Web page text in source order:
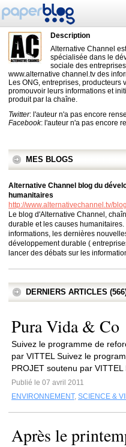
Description
Alternative Channel
spécialisée dans le
sociale des
www.alternative channel.tv des
Les ONG, entreprises,
promouvoir leurs informations et
produit par la chaîne.
Twitter: l'auteur n'a pas encore
Facebook: l'auteur n'a pas encore
MES BLOGS
Alternative Channel blog du
humanitaires
http://www.alternativechannel.tv/
Le blog d'Alternative Channel,
durable et les causes
informations, les dernières
développement durable (
lancer des débats sur les
DERNIERS ARTICLES
Pura Vida & Co
Suivez le programme de
par VITTEL Suivez le
PROJET soutenu par VITTEL
Publié le 07 avril 2011
ENVIRONNEMENT, SCIENCE &
Après le